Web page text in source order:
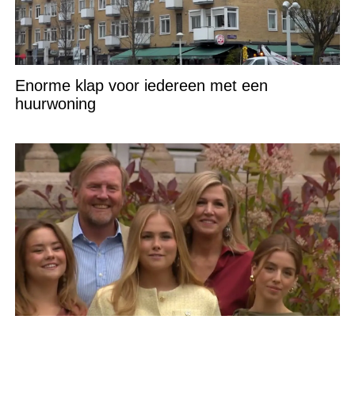
Enorme klap voor iedereen met een
huurwoning